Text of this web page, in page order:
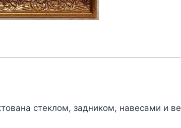
стеклом, задником, навесами и